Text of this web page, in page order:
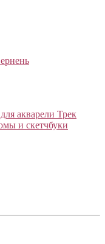
акварели Трек
и скетчбуки